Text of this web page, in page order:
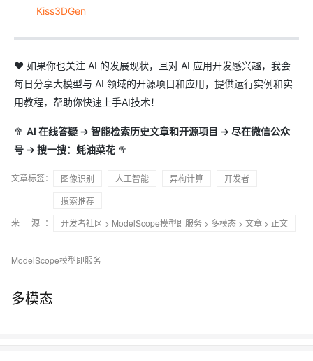
Kiss3DGen
❤️ 如果你也关注 AI 的发展现状，且对 AI 应用开发感兴趣，我会
每日分享大模型与 AI 领域的开源项目和应用，提供运行实例和实
用教程，帮助你快速上手AI技术！
🥦 AI 在线答疑 -> 智能检索历史文章和开源项目 -> 尽在微信公众
号 -> 搜一搜：蚝油菜花 🥦
文章标签： 图像识别 人工智能 异构计算
开发者
搜索推荐
来 源：
开发者社区 > ModelScope模型即服务 > 多模态 > 文章 > 正文
ModelScope模型即服务
多模态